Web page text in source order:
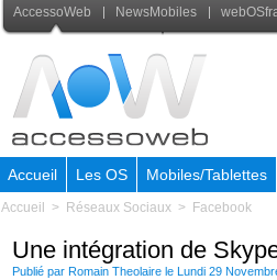
AccessoWeb NewsMobiles
Accueil Les OS Mobiles/Tablettes
Accueil > Réseaux Sociaux > Facebook
Une intégration de
Publié par Romain Theolaire le Lundi 29